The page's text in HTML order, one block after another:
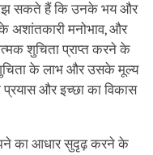
सकते हैं कि उनके भय और
मनोभाव, और
शुचिता प्राप्त करने के
के लाभ और उसके मूल्य
और इच्छा का विकास
का आधार सुदृढ़ करने के